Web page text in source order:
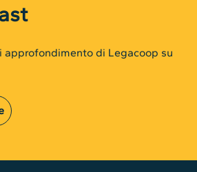
approfondimento di Legacoop su